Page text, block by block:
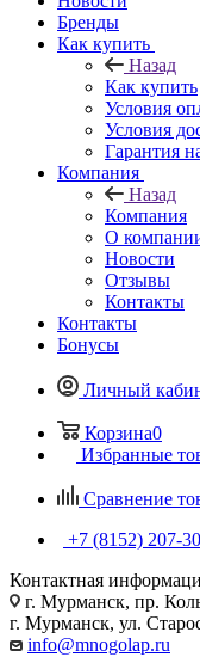
Бренды
Как купить
Назад
Как купить
Условия
Условия
Гарантия
Компания
Назад
Компания
О
Новости
Отзывы
Контакты
Контакты
Бонусы
Личный
Корзина0
Избранные
Сравнение
+7 (8152) 207-
Контактная
г. Мурманск, пр.
г. Мурманск, ул.
info@mnogolap.ru